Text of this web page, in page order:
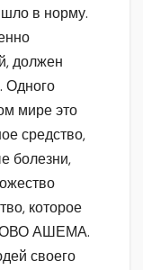
в норму.
должен
Одного
мире это
средство,
болезни,
которое
АШЕМА.
своего